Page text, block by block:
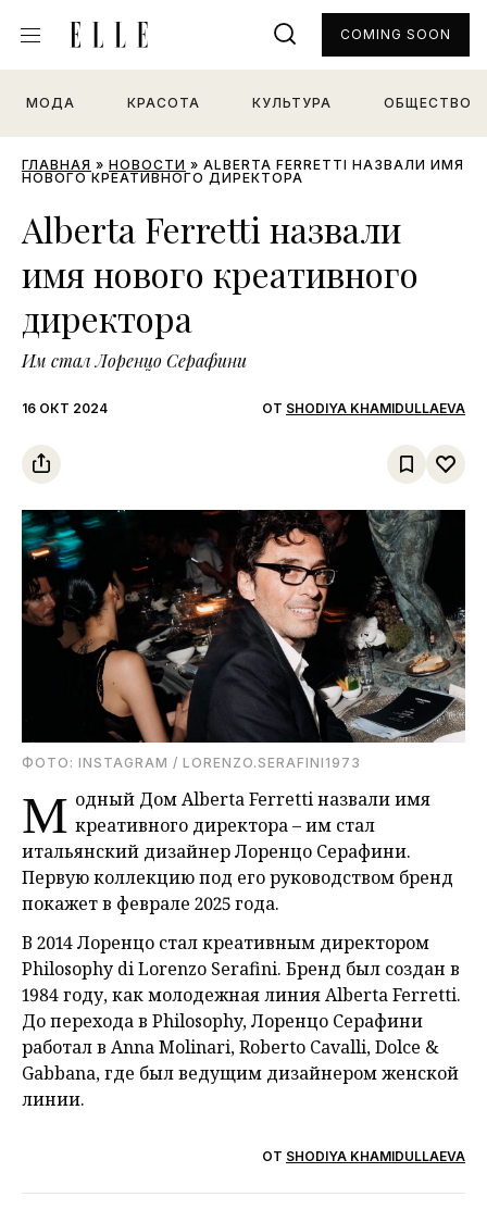
МОДА КРАСОТА КУЛЬТУРА ОБЩЕСТВО
COMING SOON
ГЛАВНАЯ » НОВОСТИ » ALBERTA FERRETTI НАЗВАЛИ ИМЯ
НОВОГО КРЕАТИВНОГО ДИРЕКТОРА
Alberta Ferretti назвали
имя нового креативного
директора
Им стал Лоренцо Серафини
16 ОКТ 2024 ОТ SHODIYA KHAMIDULLAEVA
ФОТО: INSTAGRAM / LORENZO.SERAFINI1973
М одный Дом Alberta Ferretti назвали имя
креативного директора – им стал
итальянский дизайнер Лоренцо Серафини.
Первую коллекцию под его руководством бренд
покажет в феврале 2025 года.
В 2014 Лоренцо стал креативным директором
Philosophy di Lorenzo Serafini. Бренд был создан в
1984 году, как молодежная линия Alberta Ferretti.
До перехода в Philosophy, Лоренцо Серафини
работал в Anna Molinari, Roberto Cavalli, Dolce &
Gabbana, где был ведущим дизайнером женской
линии.
ОТ SHODIYA KHAMIDULLAEVA